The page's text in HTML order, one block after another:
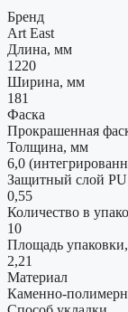
Бренд
Art East
Длина, мм
1220
Ширина, мм
181
Фаска
Прокрашенная
Толщина, мм
6,0
Защитный слой PU
0,55
Количество в
10
Площадь
2,21
Материал
Каменно-